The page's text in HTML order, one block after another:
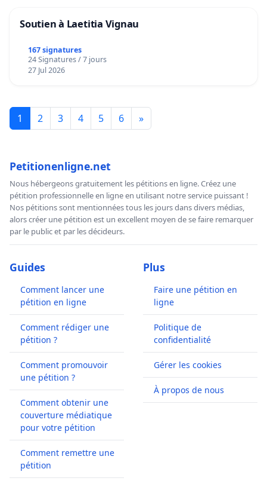
Soutien à Laetitia Vignau
167 signatures
24 Signatures / 7 jours
27 Jul 2026
1 2 3 4 5 6 »
Petitionenligne.net
Nous hébergeons gratuitement les pétitions en ligne. Créez une
pétition professionnelle en ligne en utilisant notre service puissant !
Nos pétitions sont mentionnées tous les jours dans divers médias,
alors créer une pétition est un excellent moyen de se faire remarquer
par le public et par les décideurs.
Guides
Comment lancer une
pétition en ligne
Comment rédiger une
pétition ?
Comment promouvoir
une pétition ?
Comment obtenir une
couverture médiatique
pour votre pétition
Comment remettre une
pétition
Plus
Faire une pétition en
ligne
Politique de
confidentialité
Gérer les cookies
À propos de nous